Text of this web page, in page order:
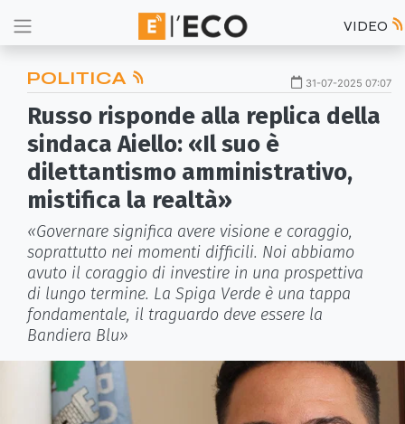
VIDEO
POLITICA 31-07-2025 07:07
Russo risponde alla replica della
sindaca Aiello: «Il suo è
dilettantismo amministrativo,
mistifica la realtà»
«Governare significa avere visione e coraggio,
soprattutto nei momenti difficili. Noi abbiamo
avuto il coraggio di investire in una prospettiva
di lungo termine. La Spiga Verde è una tappa
fondamentale, il traguardo deve essere la
Bandiera Blu»